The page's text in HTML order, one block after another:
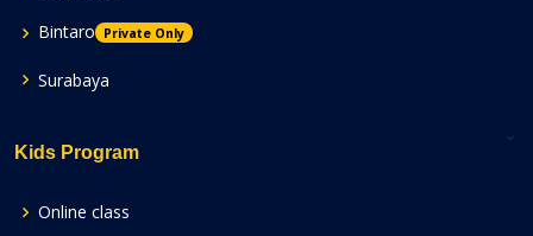
Bintaro
Private Only
Surabaya
Kids Program
Online class